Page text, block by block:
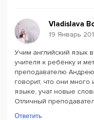
Vladislava
19 Январь
Учим английский язык
учителя к ребёнку и
преподавателю
говорит, что они много
языке, учат новые
Отличный
Ответить